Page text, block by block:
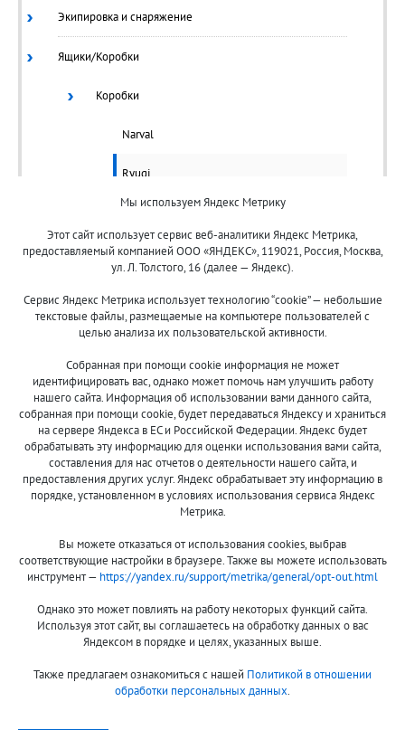
Экипировка и снаряжение
Ящики/Коробки
Коробки
Narval
Ryugi
© 2013-2024 "Волжские приманки"
8 (800)
500-7844
Оплата и доставка
О компании
Акции и скидки
Новости
Контакты
Помощь
Принимаем к оплате:
Мы используем Яндекс Метрику
Этот сайт использует сервис веб-аналитики Яндекс Метрика,
предоставляемый компанией ООО «ЯНДЕКС», 119021, Россия, Москва,
ул. Л. Толстого, 16 (далее — Яндекс).
Сервис Яндекс Метрика использует технологию “cookie” — небольшие
текстовые файлы, размещаемые на компьютере пользователей с
целью анализа их пользовательской активности.
Собранная при помощи cookie информация не может
идентифицировать вас, однако может помочь нам улучшить работу
нашего сайта. Информация об использовании вами данного сайта,
собранная при помощи cookie, будет передаваться Яндексу и храниться
на сервере Яндекса в ЕС и Российской Федерации. Яндекс будет
обрабатывать эту информацию для оценки использования вами сайта,
составления для нас отчетов о деятельности нашего сайта, и
предоставления других услуг. Яндекс обрабатывает эту информацию в
порядке, установленном в условиях использования сервиса Яндекс
Метрика.
Вы можете отказаться от использования cookies, выбрав
соответствующие настройки в браузере. Также вы можете использовать
инструмент — https://yandex.ru/support/metrika/general/opt-out.html
Однако это может повлиять на работу некоторых функций сайта.
Используя этот сайт, вы соглашаетесь на обработку данных о вас
Яндексом в порядке и целях, указанных выше.
Также предлагаем ознакомиться с нашей Политикой в отношении
обработки персональных данных.